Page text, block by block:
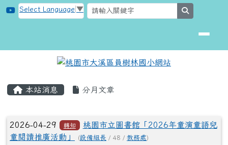
跳至主內容區
桃園市大溪區員樹林國小網站
Select Language ▼
本站消息 分月文章
文章列表
2026-04-29 轉知
桃園市立圖書館「2026年童演童語兒
童閱讀推廣活動」
(設備組長 / 48 / 教務處)